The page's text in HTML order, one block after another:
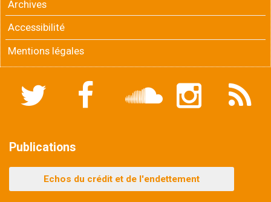
Archives
Accessibilité
Mentions légales
Facebook Soundcloud Instagram
RSS
Publications
Echos du crédit et de l'endettement